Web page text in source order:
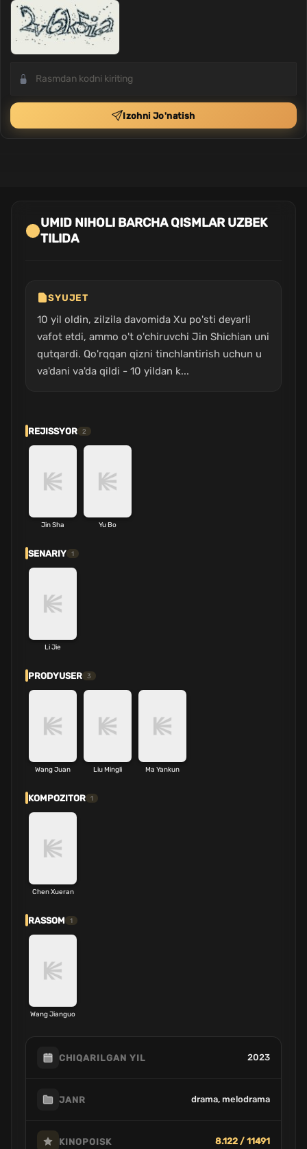
Izohni Jo'natish
UMID NIHOLI BARCHA QISMLAR UZBEK
TILIDA
SYUJET
10 yil oldin, zilzila davomida Xu po'sti deyarli
vafot etdi, ammo o't o'chiruvchi Jin Shichian uni
qutqardi. Qo'rqqan qizni tinchlantirish uchun u
va'dani va'da qildi - 10 yildan k...
REJISSYOR 2
Jin Sha Yu Bo
SENARIY 1
Li Jie
PRODYUSER 3
Wang Juan Liu Mingli Ma Yankun
KOMPOZITOR 1
Chen Xueran
RASSOM 1
Wang Jianguo
CHIQARILGAN YIL 2023
JANR drama, melodrama
KINOPOISK 8.122 / 11491